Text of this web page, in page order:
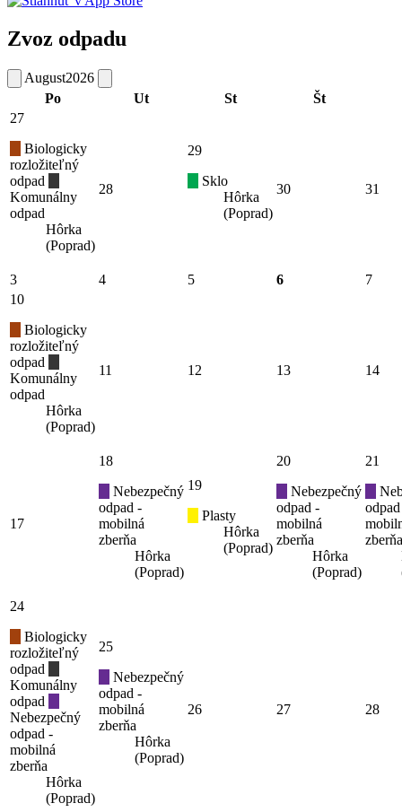
Zvoz odpadu
August2026
Po
Ut St Št
27
Biologicky
rozložiteľný
odpad
Komunálny
odpad
Hôrka
(Poprad)
28
29
Sklo
Hôrka
(Poprad)
30 31
3 4 5 6
7
10
Biologicky
rozložiteľný
odpad
Komunálny
odpad
Hôrka
(Poprad)
11 12 13 14
17
18
Nebezpečný
odpad -
mobilná
zberňa
Hôrka
(Poprad)
19
Plasty
Hôrka
(Poprad)
20
Nebezpečný
odpad -
mobilná
zberňa
Hôrka
(Poprad)
21
zberňa
24
Biologicky
rozložiteľný
odpad
Komunálny
odpad
Nebezpečný
odpad -
mobilná
zberňa
Hôrka
(Poprad)
25
Nebezpečný
odpad -
mobilná
zberňa
Hôrka
(Poprad)
26 27 28